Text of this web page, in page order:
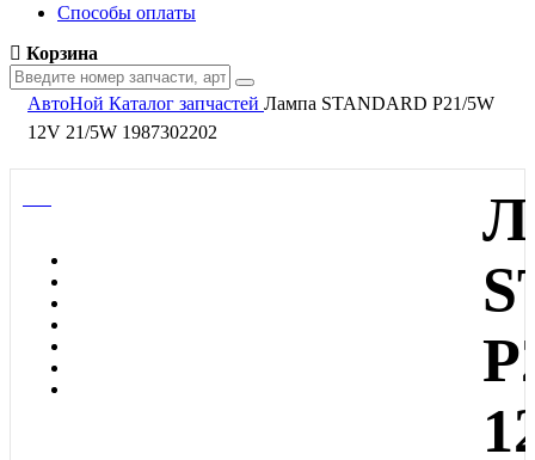
Способы оплаты
Корзина
АвтоНой Каталог запчастей Лампа STANDARD P21/5W
12V 21/5W 1987302202